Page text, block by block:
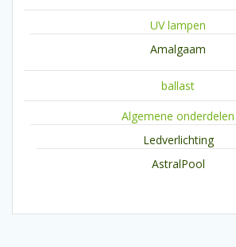
UV lampen
Amalgaam
ballast
Algemene onderdelen
Ledverlichting
AstralPool